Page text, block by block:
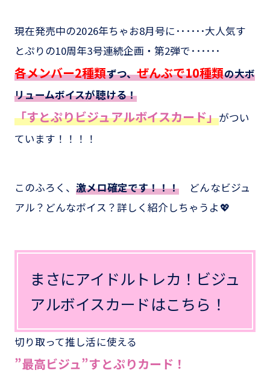
現在発売中の2026年ちゃお8月号に･･････大人気す
とぷりの10周年3号連続企画・第2弾で･･････
各メンバー2種類ずつ、ぜんぶで10種類の大ボ
リュームボイスが聴ける！
「すとぷりビジュアルボイスカード」がつい
ています！！！！
このふろく、激メロ確定です！！！ どんなビジュ
アル？どんなボイス？詳しく紹介しちゃうよ💖
まさにアイドルトレカ！ビジュ
アルボイスカードはこちら！
切り取って推し活に使える
”最高ビジュ”すとぷりカード！